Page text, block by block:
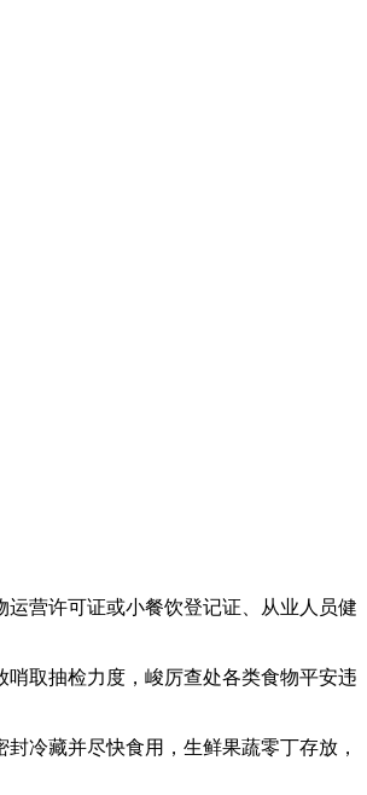
营许可证或小餐饮登记证、从业人员健
取抽检力度，峻厉查处各类食物平安违
冷藏并尽快食用，生鲜果蔬零丁存放，